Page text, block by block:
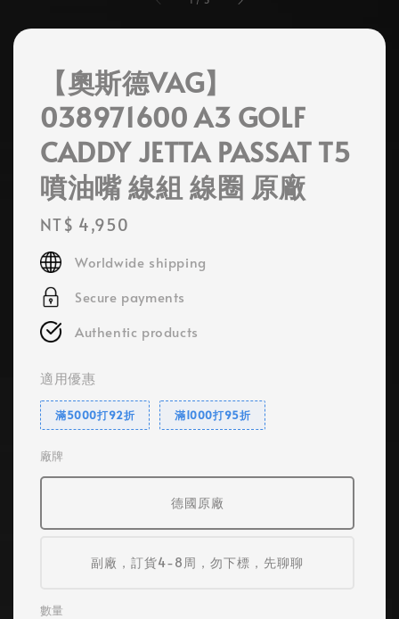
【奧斯德VAG】
038971600 A3 GOLF
CADDY JETTA PASSAT T5
噴油嘴 線組 線圈 原廠
Regular
price
NT$ 4,950
Worldwide shipping
Secure payments
Authentic products
適用優惠
滿5000打92折 滿1000打95折
廠牌
德國原廠
副廠，訂貨4-8周，勿下標，先聊聊
數量